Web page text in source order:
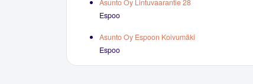
Asunto Oy Lintuvaarantie 28
Espoo
Asunto Oy Espoon Koivumäki
Espoo